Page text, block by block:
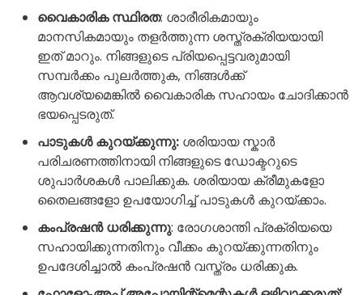
വൈകാരിക സ്ഥിരത: ശാരീരികമായും
മാനസികമായും തളർത്തുന്ന ശസ്ത്രക്രിയയായി
ഇത് മാറും. നിങ്ങളുടെ പ്രിയപ്പെട്ടവരുമായി
സമ്പർക്കം പുലർത്തുക, നിങ്ങൾക്ക്
ആവശ്യമെങ്കിൽ വൈകാരിക സഹായം ചോദിക്കാൻ
ഭയപ്പെടരുത്.
പാടുകൾ കുറയ്ക്കുന്നു: ശരിയായ സ്കാർ
പരിചരണത്തിനായി നിങ്ങളുടെ ഡോക്ടറുടെ
ശുപാർശകൾ പാലിക്കുക. ശരിയായ ക്രീമുകളോ
തൈലങ്ങളോ ഉപയോഗിച്ച് പാടുകൾ കുറയ്ക്കാം.
കംപ്രഷൻ ധരിക്കുന്നു: രോഗശാന്തി പ്രക്രിയയെ
സഹായിക്കുന്നതിനും വീക്കം കുറയ്ക്കുന്നതിനും
ഉപദേശിച്ചാൽ കംപ്രഷൻ വസ്ത്രം ധരിക്കുക.